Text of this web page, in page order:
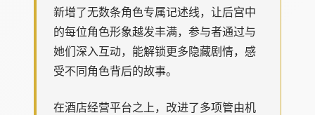
新增了无数条角色专属记述线，让后宫中
的每位角色形象越发丰满，参与者通过与
她们深入互动，能解锁更多隐藏剧情，感
受不同角色背后的故事。
在酒店经营平台之上，改进了多项管由机